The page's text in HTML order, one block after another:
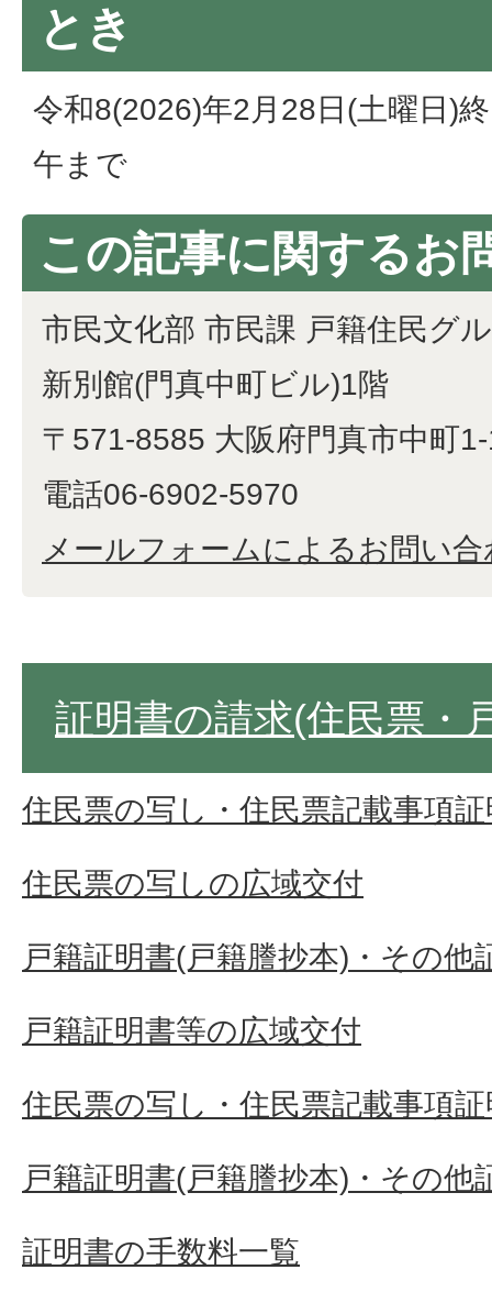
とき
令和8(2026)年2月28日(土曜日)
午まで
この記事に関するお
市民文化部 市民課 戸籍住民グ
新別館(門真中町ビル)1階
〒571-8585 大阪府門真市中町
電話06-6902-5970
メールフォームによるお問い合
証明書の請求(住民票・
住民票の写し・住民票記載事項
住民票の写しの広域交付
戸籍証明書(戸籍謄抄本)・その他
戸籍証明書等の広域交付
住民票の写し・住民票記載事項
戸籍証明書(戸籍謄抄本)・その他
証明書の手数料一覧